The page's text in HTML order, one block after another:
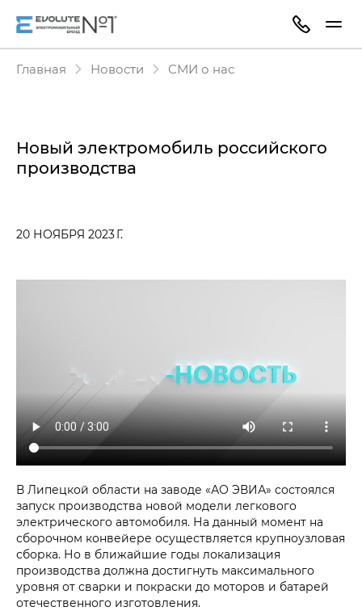
Главная Новости СМИ о нас
Новый электромобиль российского
производства
20 НОЯБРЯ 2023 Г.
В Липецкой области на заводе «АО ЭВИА» состоялся
запуск производства новой модели легкового
электрического автомобиля. На данный момент на
сборочном конвейере осуществляется крупноузловая
сборка. Но в ближайшие годы локализация
производства должна достигнуть максимального
уровня от сварки и покраски до моторов и батарей
отечественного изготовления.